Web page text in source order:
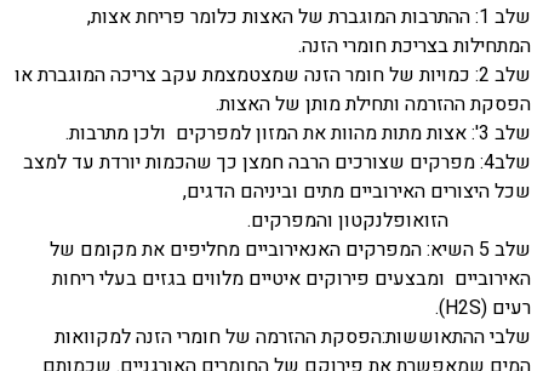
שלב 1: ההתרבות המוגברת של האצות כלומר פריחת אצות,
המתחילות בצריכת חומרי הזנה.
שלב 2: כמויות של חומר הזנה שמצטמצמת עקב צריכה המוגברת או
הפסקת ההזרמה ותחילת מותן של האצות.
שלב 3': אצות מתות מהוות את המזון למפרקים ולכן מתרבות.
שלב4: מפרקים שצורכים הרבה חמצן כך שהכמות יורדת עד למצב
שכל היצורים האירוביים מתים וביניהם הדגים,
הזואופלנקטון והמפרקים.
שלב 5 השיא: המפרקים האנאירוביים מחליפים את מקומם של
האירוביים ומבצעים פירוקים איטיים מלווים בגזים בעלי ריחות
רעים (H2S
).
שלבי ההתאוששות:הפסקת ההזרמה של חומרי הזנה למקוואות